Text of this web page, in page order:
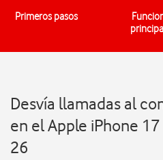
Primeros pasos
Desvía llamadas al
en el Apple iPhone 17
26